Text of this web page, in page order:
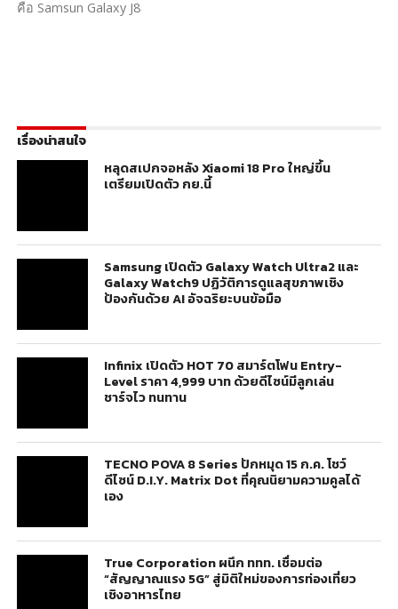
คือ Samsun Galaxy J8
เรื่องน่าสนใจ
หลุดสเปกจอหลัง Xiaomi 18 Pro ใหญ่ขึ้น
เตรียมเปิดตัว กย.นี้
Samsung เปิดตัว Galaxy Watch Ultra2 และ
Galaxy Watch9 ปฏิวัติการดูแลสุขภาพเชิง
ป้องกันด้วย AI อัจฉริยะบนข้อมือ
Infinix เปิดตัว HOT 70 สมาร์ตโฟน Entry-
Level ราคา 4,999 บาท ด้วยดีไซน์มีลูกเล่น
ชาร์จไว ทนทาน
TECNO POVA 8 Series ปักหมุด 15 ก.ค. โชว์
ดีไซน์ D.I.Y. Matrix Dot ที่คุณนิยามความคูลได้
เอง
True Corporation ผนึก ททท. เชื่อมต่อ
“สัญญาณแรง 5G” สู่มิติใหม่ของการท่องเที่ยว
เชิงอาหารไทย